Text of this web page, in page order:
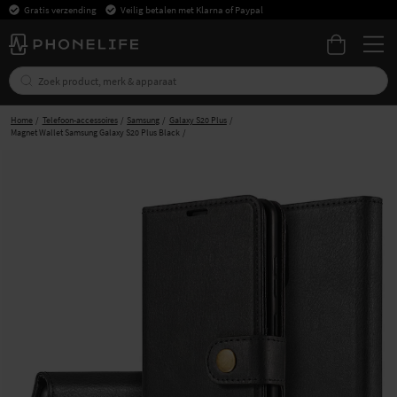
Gratis verzending Veilig betalen met Klarna of Paypal
Home Telefoon-accessoires Samsung
Galaxy S20 Plus
Magnet Wallet Samsung Galaxy S20 Plus Black